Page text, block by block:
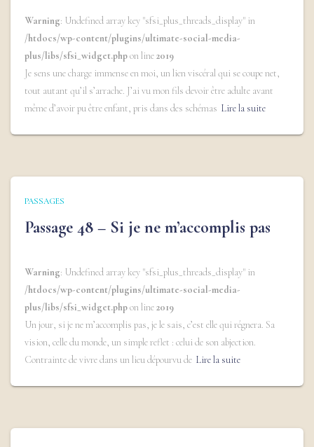
Warning: Undefined array key "sfsi_plus_threads_display" in
/htdocs/wp-content/plugins/ultimate-social-media-
plus/libs/sfsi_widget.phpon line2019
Je sens une charge immense en moi, un lien viscéral qui se coupe net,
tout autant qu’il s’arrache. J’ai vu mon fils devoir être adulte avant
même d’avoir pu être enfant, pris dans des schémas Lire la suite
PASSAGES
Passage 48 – Si je ne m’accomplis pas
Warning: Undefined array key "sfsi_plus_threads_display" in
/htdocs/wp-content/plugins/ultimate-social-media-
plus/libs/sfsi_widget.phpon line2019
Un jour, si je ne m’accomplis pas, je le sais, c’est elle qui régnera. Sa
vision, celle du monde, un simple reflet : celui de son abjection.
Contrainte de vivre dans un lieu dépourvu de Lire la suite